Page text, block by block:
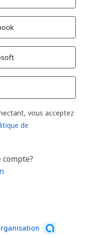
vous acceptez
de
compte?